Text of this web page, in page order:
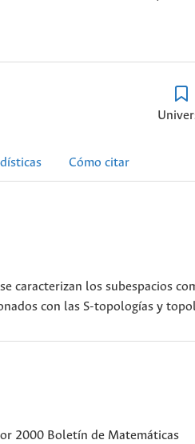
Cómo citar
caracterizan los subespacios
con las S-topologías y
2000 Boletín de Matemáticas